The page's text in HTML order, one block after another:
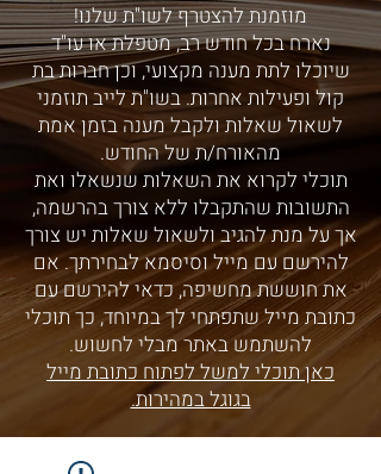
מוזמנת להצטרף לשו"ת שלנו!
נארח בכל חודש רב, מטפלת או עו"ד
שיוכלו לתת מענה מקצועי, וכן חברות בת
קול ופעילות אחרות. בשו"ת לייב תוזמני
לשאול שאלות ולקבל מענה בזמן אמת
מהאורח/ת של החודש.
תוכלי לקרוא את השאלות שנשאלו ואת
התשובות שהתקבלו ללא צורך בהרשמה,
אך על מנת להגיב ולשאול שאלות יש צורך
להירשם עם מייל וסיסמא לבחירתך. אם
את חוששת מחשיפה, כדאי להירשם עם
כתובת מייל שתפתחי לך במיוחד, כך תוכלי
להשתמש באתר מבלי לחשוש.
כאן תוכלי למשל לפתוח כתובת מייל
בגוגל במהירות.